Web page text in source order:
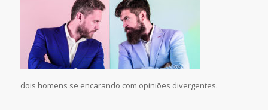
dois homens se encarando com opiniões divergentes.